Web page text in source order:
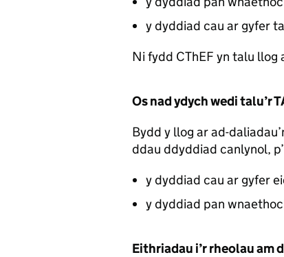
y dyddiad cau ar gyfer
Ni fydd CThEF yn talu llog
Os nad ydych wedi talu’r
Bydd y llog ar ad-
ddau ddyddiad canlynol,
y dyddiad cau ar gyfer
y dyddiad pan
Eithriadau i’r rheolau am